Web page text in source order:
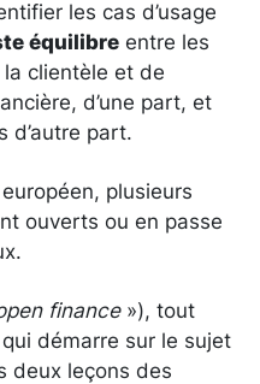
les cas d’usage
équilibre entre les
clientèle et de
d’une part, et
d’autre part.
plusieurs
ouverts ou en passe
finance»), tout
démarre sur le sujet
deux leçons des